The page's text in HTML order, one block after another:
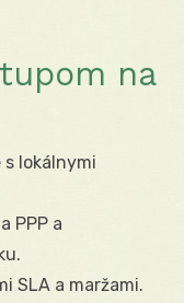
na
lokálnymi
PPP a
SLA a maržami.